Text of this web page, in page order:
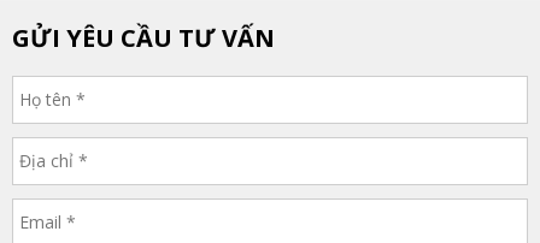
GỬI YÊU CẦU TƯ VẤN